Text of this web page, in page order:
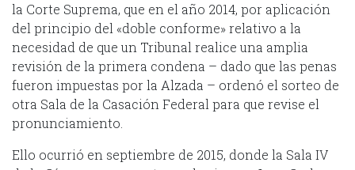
la Corte Suprema, que en el año 2014, por aplicación
del principio del «doble conforme» relativo a la
necesidad de que un Tribunal realice una amplia
revisión de la primera condena – dado que las penas
fueron impuestas por la Alzada – ordenó el sorteo de
otra Sala de la Casación Federal para que revise el
pronunciamiento.
Ello ocurrió en septiembre de 2015, donde la Sala IV